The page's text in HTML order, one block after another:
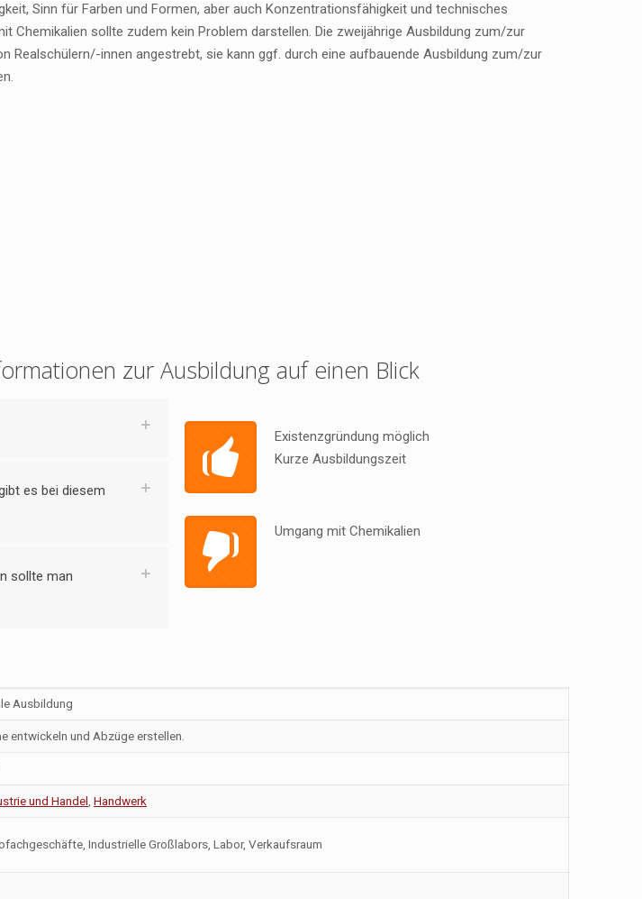
Sinn für Farben und Formen, aber auch Konzentrationsfähigkeit und technisches
Chemikalien sollte zudem kein Problem darstellen. Die zweijährige Ausbildung zum/zur
Realschülern/-innen angestrebt, sie kann ggf. durch eine aufbauende Ausbildung zum/zur
zur Ausbildung auf einen Blick
es bei diesem
sollte man
Existenzgründung möglich
Kurze Ausbildungszeit
Umgang mit Chemikalien
Ausbildung
entwickeln und Abzüge erstellen.
und Handel Handwerk
Industrielle Großlabors, Labor, Verkaufsraum